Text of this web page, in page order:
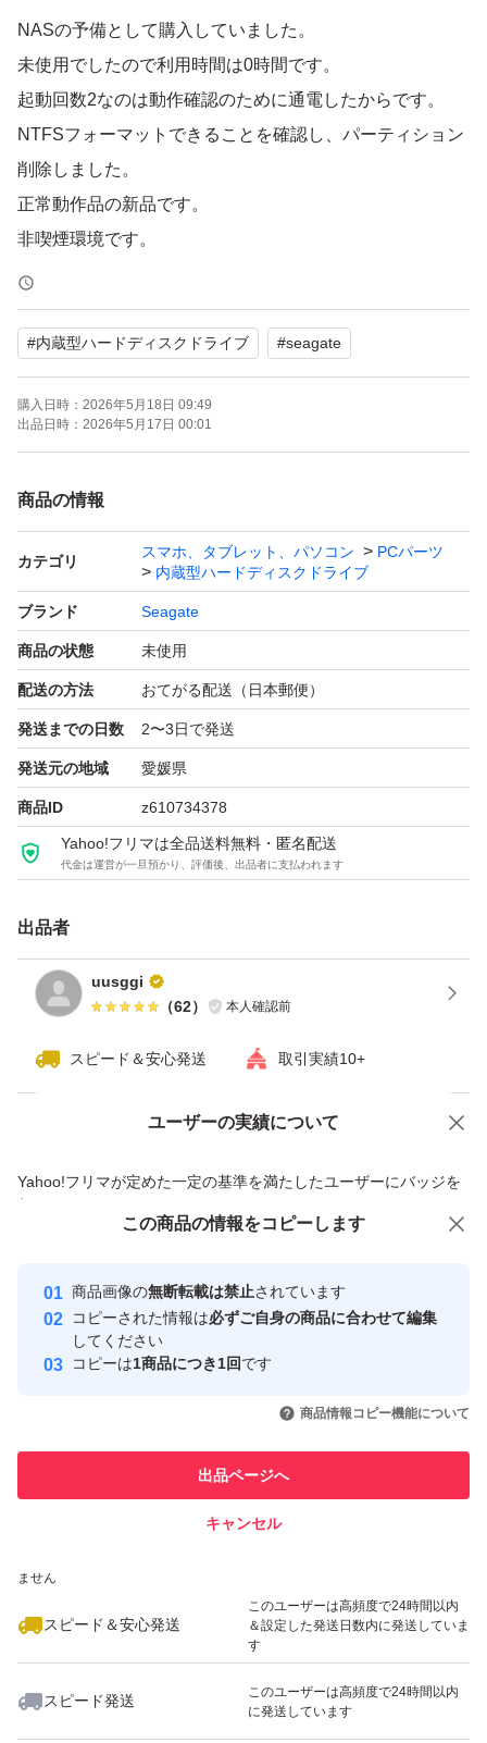
NASの予備として購入していました。
未使用でしたので利用時間は0時間です。
起動回数2なのは動作確認のために通電したからです。
NTFSフォーマットできることを確認し、パーティション
削除しました。
正常動作品の新品です。
非喫煙環境です。
#内蔵型ハードディスクドライブ #seagate
購入日時： 2026年5月18日 09:49
出品日時： 2026年5月17日 00:01
商品の情報
カテゴリ
スマホ、タブレット、パソコン
PCパーツ
内蔵型ハードディスクドライブ
ブランド Seagate
商品の状態 未使用
配送の方法 おてがる配送（日本郵便）
発送までの日数 2〜3日で発送
発送元の地域 愛媛県
商品ID z610734378
Yahoo!フリマは全品送料無料・匿名配送
代金は運営が一旦預かり、評価後、出品者に支払われます
出品者
uusggi
（62） 本人確認前
スピード＆安心発送 取引実績10+
ユーザーの実績について
Yahoo!フリマが定めた一定の基準を満たしたユーザーにバッジを
付与しています
安心取引出品者
心・安全なユーザーです
取引実績
引を完了させた実績があります
での取引実績があります
ません
スピード＆安心発送
このユーザーは高頻度で24時間以内
＆設定した発送日数内に発送していま
す
スピード発送
このユーザーは高頻度で24時間以内
に発送しています
価格の相談 商品への質問
この商品の情報をコピーします
商品画像の無断転載は禁止されています
コピーされた情報は必ずご自身の商品に合わせて編集
してください
コピーは1商品につき1回です
商品情報コピー機能について
出品ページへ
キャンセル
この商品をみている人にオススメ
いいね！
27,500